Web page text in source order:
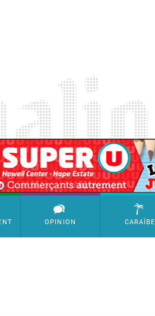
Block Bannière
OPINION CARAÏBE